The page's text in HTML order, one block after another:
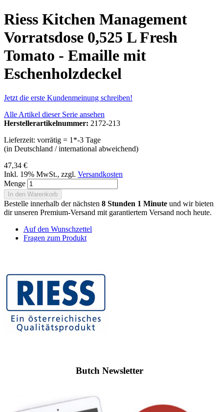
Riess Kitchen Management
Vorratsdose 0,525 L Fresh
Tomato - Emaille mit
Eschenholzdeckel
Jetzt die erste Kundenmeinung schreiben!
Alle Artikel dieser Serie ansehen
Herstellerartikelnummer: 2172-213
Lieferzeit: vorrätig = 1*-3 Tage
(in Deutschland / international abweichend)
47,34 €
Inkl. 19% MwSt., zzgl. Versandkosten
Menge
In den Warenkorb
Bestelle innerhalb der nächsten 8 Stunden 1 Minute und wir bieten
dir unseren Premium-Versand mit garantiertem Versand noch heute.
Auf den Wunschzettel
Fragen zum Produkt
Butch Newsletter